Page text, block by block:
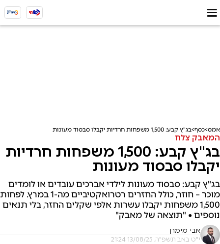
אמס כסף בג"ץ קבע: 1,500 משפחות חרדיות יקבלו סבסוד מעונות
המאבק צלח
בג"ץ קבע: 1,500 משפחות חרדיות
יקבלו סבסוד מעונות
בג"ץ קבע: סבסוד מעונות לילדי אברכים עובדים או לומדים
מוכר – חוזר, כולל החזרים רטרואקטיביים מה-1 במרץ. לפחות
1,500 משפחות יקבלו עשרות אלפי שקלים החזר, בלי תנאים
נוספים • "תוצאה של מאבק"
אבי מימרן
י"ט באב תשפ"ה, 13/08/25 21:24